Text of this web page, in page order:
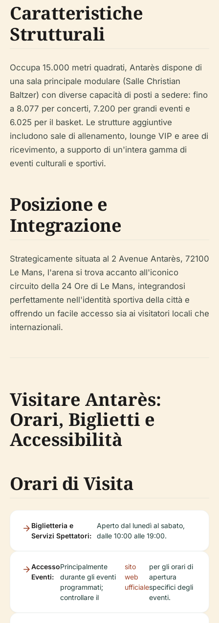
Caratteristiche
Strutturali
Occupa 15.000 metri quadrati, Antarès dispone di
una sala principale modulare (Salle Christian
Baltzer) con diverse capacità di posti a sedere: fino
a 8.077 per concerti, 7.200 per grandi eventi e
6.025 per il basket. Le strutture aggiuntive
includono sale di allenamento, lounge VIP e aree di
ricevimento, a supporto di un'intera gamma di
eventi culturali e sportivi.
Posizione e
Integrazione
Strategicamente situata al 2 Avenue Antarès, 72100
Le Mans, l'arena si trova accanto all'iconico
circuito della 24 Ore di Le Mans, integrandosi
perfettamente nell'identità sportiva della città e
offrendo un facile accesso sia ai visitatori locali che
internazionali.
Visitare Antarès:
Orari, Biglietti e
Accessibilità
Orari di Visita
Biglietteria e
Servizi Spettatori:
Aperto dal lunedì al sabato,
dalle 10:00 alle 19:00.
Accesso
Eventi:
Principalmente
durante gli eventi
programmati;
controllare il
sito
web
ufficiale
per gli orari di
apertura
specifici degli
eventi.